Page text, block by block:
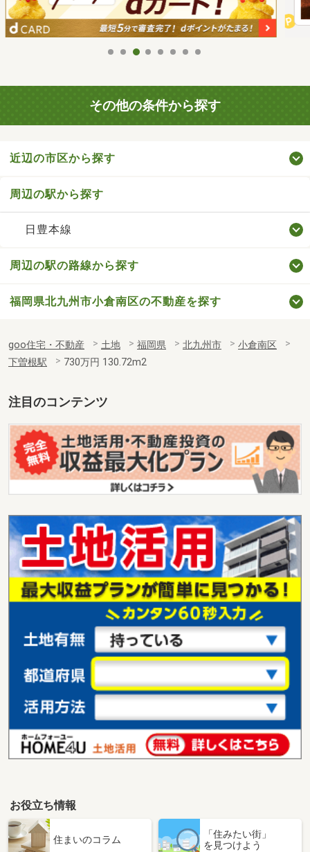
その他の条件から探す
近辺の市区から探す
周辺の駅から探す
日豊本線
周辺の駅の路線から探す
福岡県北九州市小倉南区の不動産を探す
goo住宅・不動産 土地 福岡県 北九州市
小倉南区
下曽根駅
730万円 130.72m2
注目のコンテンツ
お役立ち情報
住まいのコラム
「住みたい街」
を見つけよう